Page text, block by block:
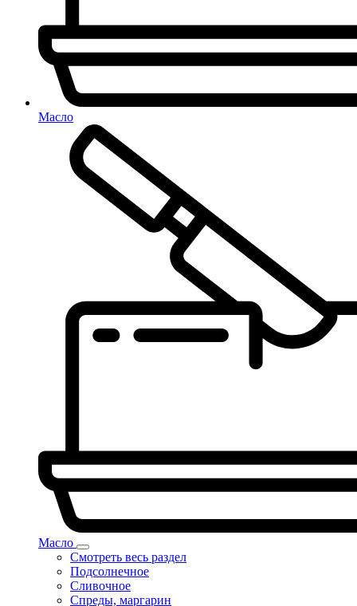
Масло
Масло
Смотреть весь раздел
Подсолнечное
Сливочное
Спреды, маргарин